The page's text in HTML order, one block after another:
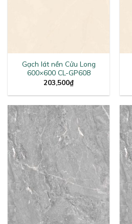
Gạch lát nền Cửu Long
600×600 CL-GP608
203,500₫